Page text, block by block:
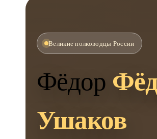
Великие полководцы России
Фёдор
Ушаков